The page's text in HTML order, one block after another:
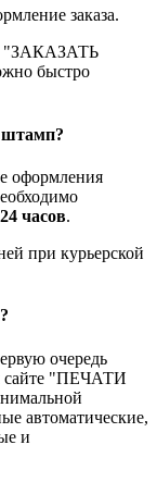
заказа.
"ЗАКАЗАТЬ
быстро
штамп?
оформления
часов.
при курьерской
очередь
сайте "ПЕЧАТИ
автоматические,
и